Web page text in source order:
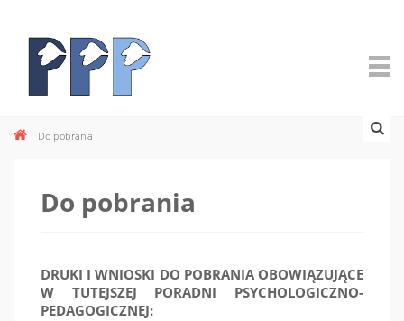
Do pobrania
Do pobrania
DRUKI I WNIOSKI DO POBRANIA OBOWIĄZUJĄCE
W TUTEJSZEJ PORADNI PSYCHOLOGICZNO-
PEDAGOGICZNEJ: